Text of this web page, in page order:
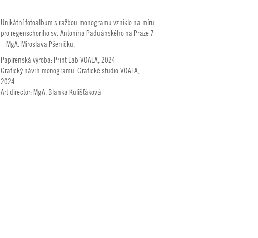
Unikátní fotoalbum s ražbou monogramu vzniklo na míru
pro regenschoriho sv. Antonína Paduánského na Praze 7
– MgA. Miroslava Pšeničku.
Papírenská výroba: Print Lab VOALA, 2024
Grafický návrh monogramu: Grafické studio VOALA,
2024
Art director: MgA. Blanka Kulišťáková